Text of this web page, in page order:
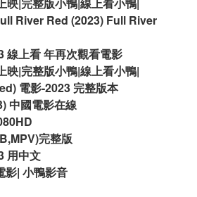
映|完整版小鴨|線上看小鴨|
River Red (2023) Full River
線上看 年再次觀看電影
映|完整版小鴨|線上看小鴨|
電影-2023 完整版本
中國電影在線
完整版
用中文
影| 小鴨影音